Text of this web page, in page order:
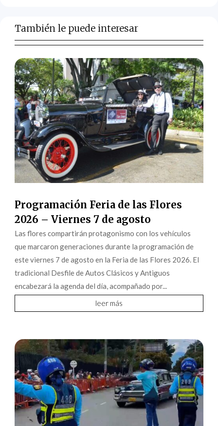
También le puede interesar
Programación Feria de las Flores
2026 – Viernes 7 de agosto
Las flores compartirán protagonismo con los vehículos
que marcaron generaciones durante la programación de
este viernes 7 de agosto en la Feria de las Flores 2026. El
tradicional Desfile de Autos Clásicos y Antiguos
encabezará la agenda del día, acompañado por...
leer más